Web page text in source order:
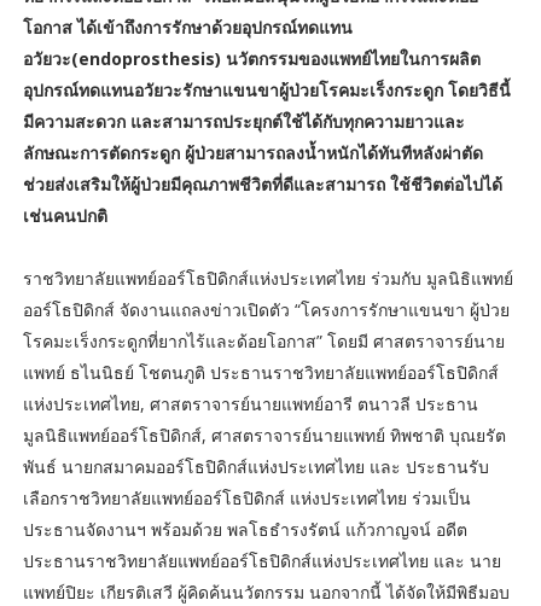
โอกาส ได้เข้าถึงการรักษาด้วยอุปกรณ์ทดแทน
อวัยวะ(endoprosthesis) นวัตกรรมของแพทย์ไทยในการผลิต
อุปกรณ์ทดแทนอวัยวะรักษาแขนขาผู้ป่วยโรคมะเร็งกระดูก โดยวิธีนี้
มีความสะดวก และสามารถประยุกต์ใช้ได้กับทุกความยาวและ
ลักษณะการตัดกระดูก ผู้ป่วยสามารถลงน้ำหนักได้ทันทีหลังผ่าตัด
ช่วยส่งเสริมให้ผู้ป่วยมีคุณภาพชีวิตที่ดีและสามารถ ใช้ชีวิตต่อไปได้
เช่นคนปกติ
ราชวิทยาลัยแพทย์ออร์โธปิดิกส์แห่งประเทศไทย ร่วมกับ มูลนิธิแพทย์
ออร์โธปิดิกส์ จัดงานแถลงข่าวเปิดตัว “โครงการรักษาแขนขา ผู้ป่วย
โรคมะเร็งกระดูกที่ยากไร้และด้อยโอกาส” โดยมี ศาสตราจารย์นาย
แพทย์ ธไนนิธย์ โชตนภูติ ประธานราชวิทยาลัยแพทย์ออร์โธปิดิกส์
แห่งประเทศไทย, ศาสตราจารย์นายแพทย์อารี ตนาวลี ประธาน
มูลนิธิแพทย์ออร์โธปิดิกส์, ศาสตราจารย์นายแพทย์ ทิพชาติ บุณยรัต
พันธ์ นายกสมาคมออร์โธปิดิกส์แห่งประเทศไทย และ ประธานรับ
เลือกราชวิทยาลัยแพทย์ออร์โธปิดิกส์ แห่งประเทศไทย ร่วมเป็น
ประธานจัดงานฯ พร้อมด้วย พลโธธำรงรัตน์ แก้วกาญจน์ อดีต
ประธานราชวิทยาลัยแพทย์ออร์โธปิดิกส์แห่งประเทศไทย และ นาย
แพทย์ปิยะ เกียรติเสวี ผู้คิดค้นนวัตกรรม นอกจากนี้ ได้จัดให้มีพิธีมอบ